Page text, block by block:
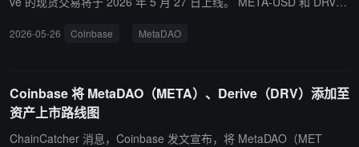
条件），并在支持交易的地区正式启用。
2026-05-26 Coinbase MetaDAO
Coinbase 将 MetaDAO（META）、Derive（DRV）添加至
资产上市路线图
ChainCatcher 消息，Coinbase 发文宣布，将 MetaDAO（MET